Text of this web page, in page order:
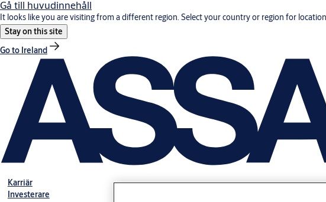
Gå till huvudinnehåll
It looks like you are visiting from a different region. Select your country or region for
Stay on this site
Go to Ireland
Karriär
Investerare